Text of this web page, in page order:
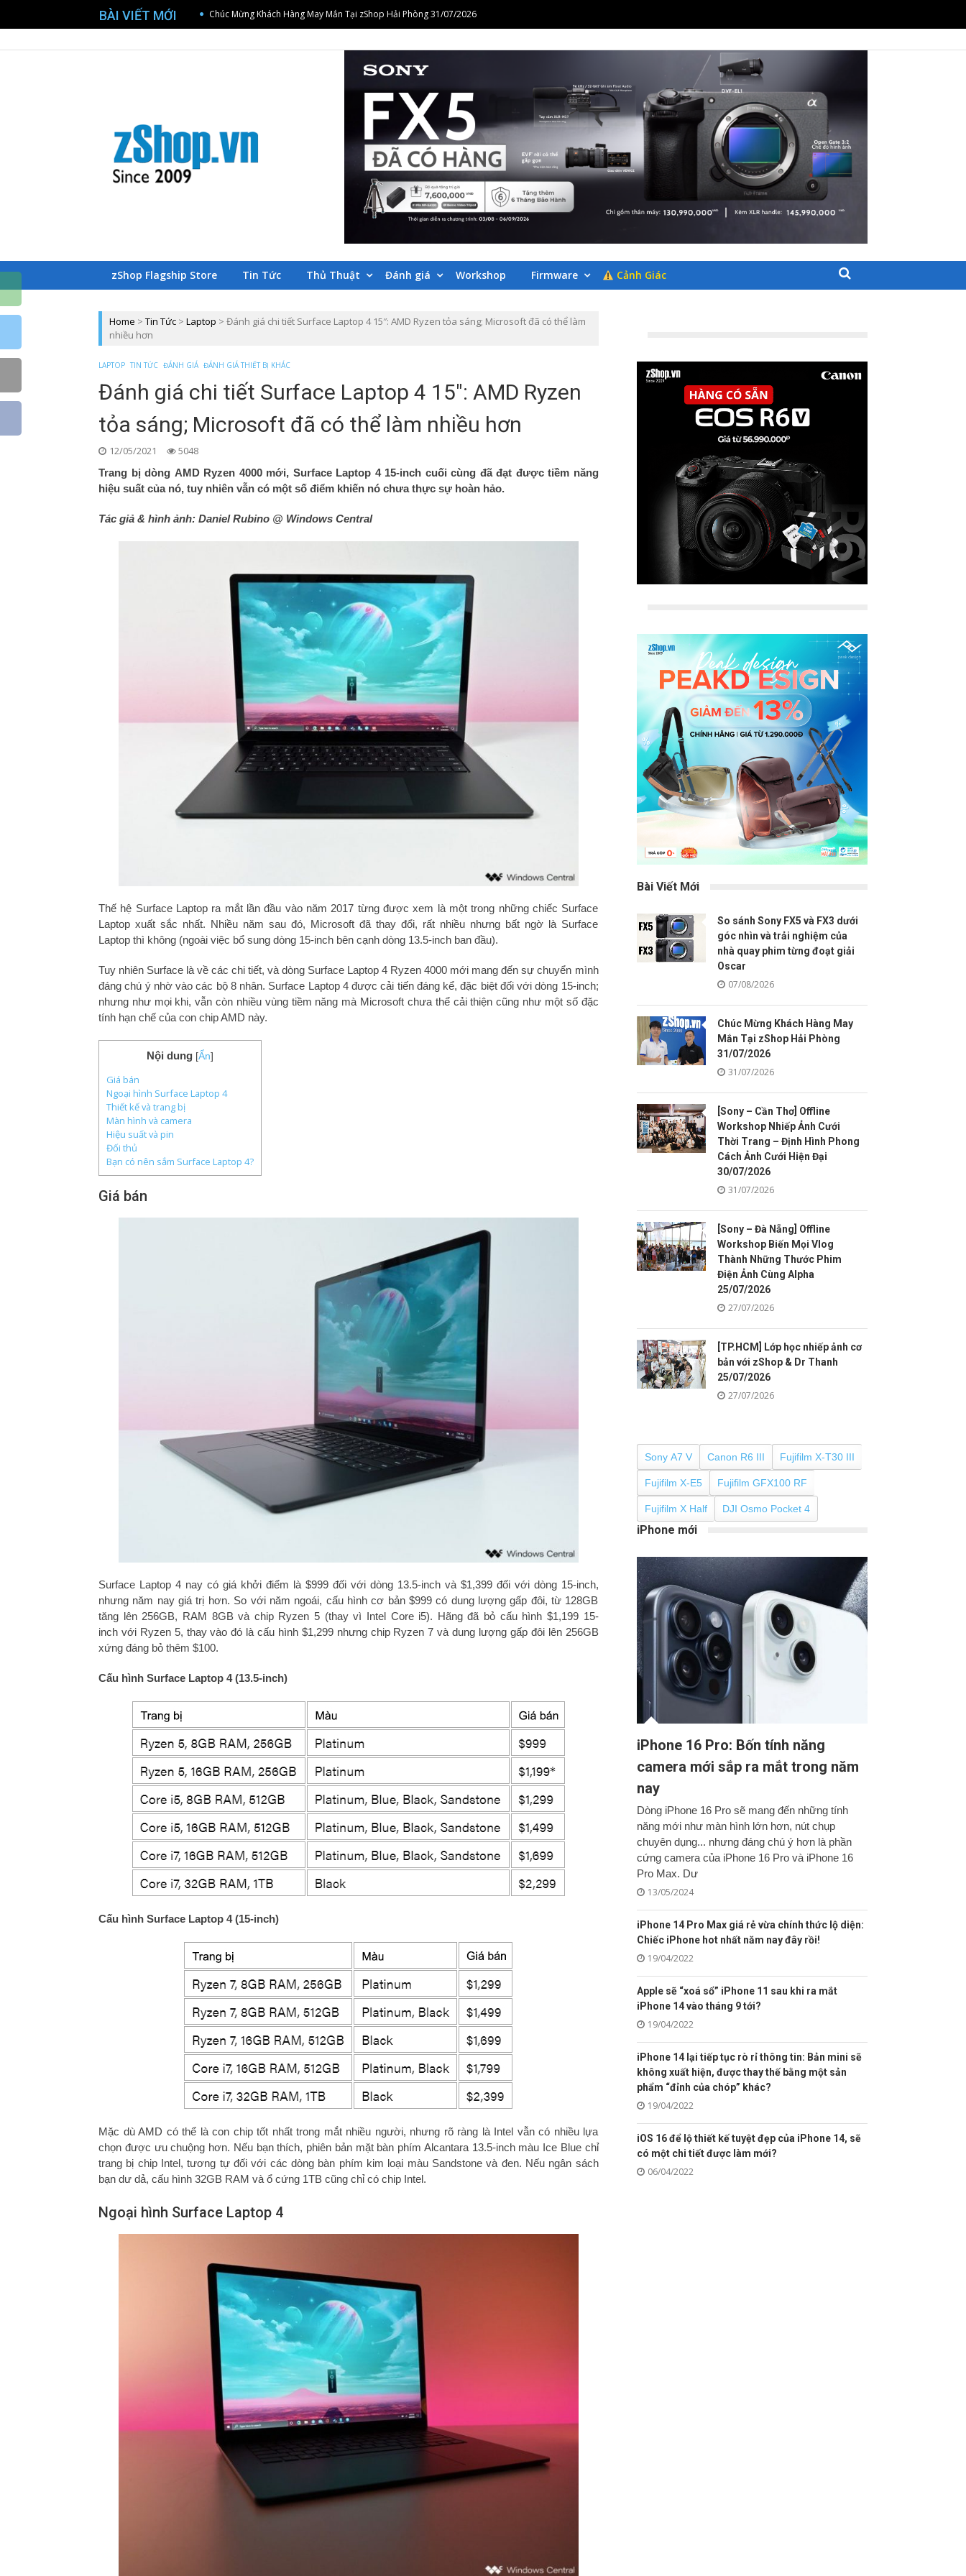
BÀI VIẾT MỚI
[Sony – Cần Thơ] Offline Workshop Nhiếp Ảnh Cưới Thời Trang – Định Hình Phong Cách Ảnh Cưới Hiện Đại 30/07/2026
[TP.HCM] Lớp học nhiếp ảnh cơ bản với zShop & Dr Thanh 25/07/2026
So sánh Sony FX5 và FX3 dưới góc nhìn và trải nghiệm của nhà quay phim từng đoạt giải Oscar
Chúc Mừng Khách Hàng May Mắn Tại zShop Hải Phòng 31/07/2026
[Sony – Cần Thơ] Offline Workshop Nhiếp Ảnh Cưới Thời Trang – Định Hình Phong Cách Ảnh Cưới Hiện Đại 30/07/2026
BLOGS CÁC SẢN PHẨM CÔNG NGHỆ
ZSHOP.VN
zShop Flagship Store Tin Tức Thủ Thuật Đánh giá Workshop Firmware Cảnh Giác
Home > Tin Tức > Laptop > Đánh giá chi tiết Surface Laptop 4 15″: AMD Ryzen tỏa sáng; Microsoft đã có thể làm
nhiều hơn
LAPTOP TIN TỨC ĐÁNH GIÁ ĐÁNH GIÁ THIẾT BỊ KHÁC
Đánh giá chi tiết Surface Laptop 4 15″: AMD Ryzen
tỏa sáng; Microsoft đã có thể làm nhiều hơn
12/05/2021 5048
Trang bị dòng AMD Ryzen 4000 mới, Surface Laptop 4 15-inch cuối cùng đã đạt được tiềm năng
hiệu suất của nó, tuy nhiên vẫn có một số điểm khiến nó chưa thực sự hoàn hảo.
Tác giả & hình ảnh: Daniel Rubino @ Windows Central
Thế hệ Surface Laptop ra mắt lần đầu vào năm 2017 từng được xem là một trong những chiếc Surface
Laptop xuất sắc nhất. Nhiều năm sau đó, Microsoft đã thay đổi, rất nhiều nhưng bất ngờ là Surface
Laptop thì không (ngoài việc bổ sung dòng 15-inch bên cạnh dòng 13.5-inch ban đầu).
Tuy nhiên Surface là về các chi tiết, và dòng Surface Laptop 4 Ryzen 4000 mới mang đến sự chuyển mình
đáng chú ý nhờ vào các bộ 8 nhân. Surface Laptop 4 được cải tiến đáng kể, đặc biệt đối với dòng 15-inch;
nhưng như mọi khi, vẫn còn nhiều vùng tiềm năng mà Microsoft chưa thể cải thiện cũng như một số đặc
tính hạn chế của con chip AMD này.
Nội dung [Ẩn]
Giá bán
Ngoại hình Surface Laptop 4
Thiết kế và trang bị
Màn hình và camera
Hiệu suất và pin
Đối thủ
Bạn có nên sắm Surface Laptop 4?
Giá bán
Surface Laptop 4 nay có giá khởi điểm là $999 đối với dòng 13.5-inch và $1,399 đối với dòng 15-inch,
nhưng năm nay giá trị hơn. So với năm ngoái, cấu hình cơ bản $999 có dung lượng gấp đôi, từ 128GB
tăng lên 256GB, RAM 8GB và chip Ryzen 5 (thay vì Intel Core i5). Hãng đã bỏ cấu hình $1,199 15-
inch với Ryzen 5, thay vào đó là cấu hình $1,299 nhưng chip Ryzen 7 và dung lượng gấp đôi lên 256GB
xứng đáng bỏ thêm $100.
Cấu hình Surface Laptop 4 (13.5-inch)
Cấu hình Surface Laptop 4 (15-inch)
Mặc dù AMD có thể là con chip tốt nhất trong mắt nhiều người, nhưng rõ ràng là Intel vẫn có nhiều lựa
chọn được ưu chuộng hơn. Nếu bạn thích, phiên bản mặt bàn phím Alcantara 13.5-inch màu Ice Blue chỉ
trang bị chip Intel, tương tự đối với các dòng bàn phím kim loại màu Sandstone và đen. Nếu ngân sách
bạn dư dả, cấu hình 32GB RAM và ổ cứng 1TB cũng chỉ có chip Intel.
Ngoại hình Surface Laptop 4
Bài Viết Mới
So sánh Sony FX5 và FX3 dưới
góc nhìn và trải nghiệm của
nhà quay phim từng đoạt giải
Oscar
07/08/2026
Chúc Mừng Khách Hàng May
Mắn Tại zShop Hải Phòng
31/07/2026
31/07/2026
[Sony – Cần Thơ] Offline
Workshop Nhiếp Ảnh Cưới
Thời Trang – Định Hình Phong
Cách Ảnh Cưới Hiện Đại
30/07/2026
31/07/2026
[Sony – Đà Nẵng] Offline
Workshop Biến Mọi Vlog
Thành Những Thước Phim
Điện Ảnh Cùng Alpha
25/07/2026
27/07/2026
[TP.HCM] Lớp học nhiếp ảnh cơ
bản với zShop & Dr Thanh
25/07/2026
27/07/2026
Sony A7 V Canon R6 III Fujifilm X-T30 III
Fujifilm X-E5 Fujifilm GFX100 RF
Fujifilm X Half DJI Osmo Pocket 4
iPhone mới
iPhone 16 Pro: Bốn tính năng
camera mới sắp ra mắt trong năm
nay
Dòng iPhone 16 Pro sẽ mang đến những tính
năng mới như màn hình lớn hơn, nút chụp
chuyên dụng... nhưng đáng chú ý hơn là phần
cứng camera của iPhone 16 Pro và iPhone 16
Pro Max. Dư
13/05/2024
iPhone 14 Pro Max giá rẻ vừa chính thức lộ diện:
Chiếc iPhone hot nhất năm nay đây rồi!
19/04/2022
Apple sẽ “xoá sổ” iPhone 11 sau khi ra mắt
iPhone 14 vào tháng 9 tới?
19/04/2022
iPhone 14 lại tiếp tục rò rỉ thông tin: Bản mini sẽ
không xuất hiện, được thay thế bằng một sản
phẩm “đỉnh của chóp” khác?
19/04/2022
iOS 16 để lộ thiết kế tuyệt đẹp của iPhone 14, sẽ
có một chi tiết được làm mới?
06/04/2022